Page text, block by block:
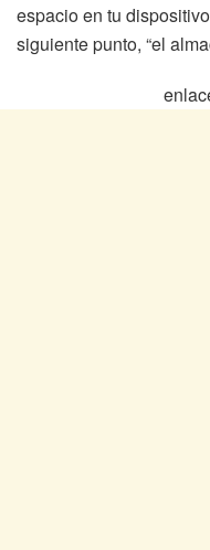
espacio en tu
siguiente punto, “el